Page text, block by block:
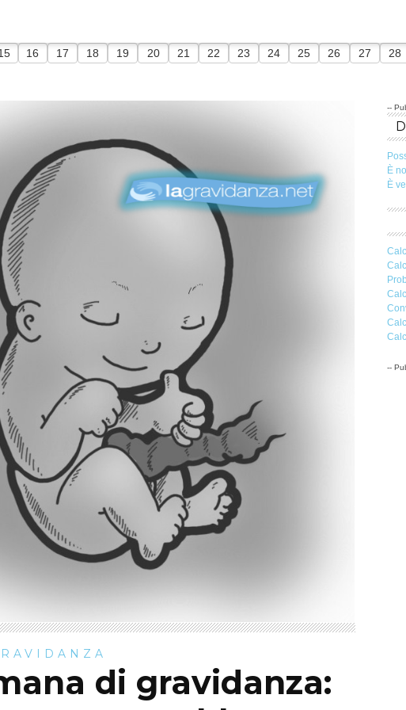
16 17 18 19 20 21 22 23 24 25 26 27 28
di gravidanza:
--
È
È
--